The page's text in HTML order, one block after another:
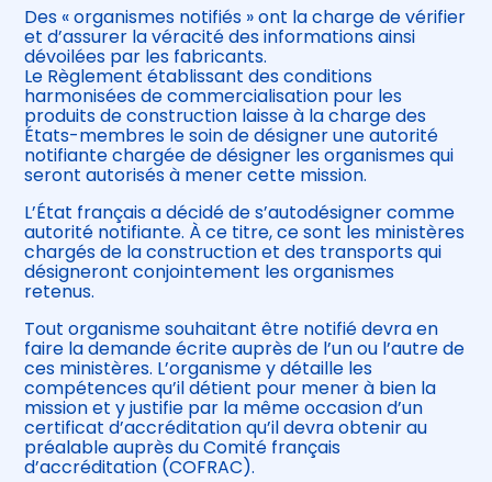
Des « organismes notifiés » ont la charge de vérifier
et d’assurer la véracité des informations ainsi
dévoilées par les fabricants.
Le Règlement établissant des conditions
harmonisées de commercialisation pour les
produits de construction laisse à la charge des
États-membres le soin de désigner une autorité
notifiante chargée de désigner les organismes qui
seront autorisés à mener cette mission.
L’État français a décidé de s’autodésigner comme
autorité notifiante. À ce titre, ce sont les ministères
chargés de la construction et des transports qui
désigneront conjointement les organismes
retenus.
Tout organisme souhaitant être notifié devra en
faire la demande écrite auprès de l’un ou l’autre de
ces ministères. L’organisme y détaille les
compétences qu’il détient pour mener à bien la
mission et y justifie par la même occasion d’un
certificat d’accréditation qu’il devra obtenir au
préalable auprès du Comité français
d’accréditation (COFRAC).